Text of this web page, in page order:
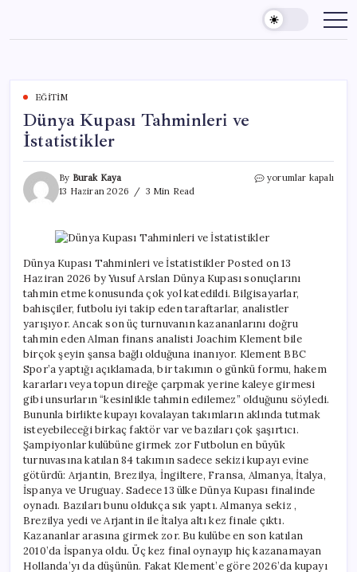
content
EĞITIM
Dünya Kupası Tahminleri ve
İstatistikler
By Burak Kaya
13 Haziran 2026
3 Min Read
Dünya
için
yorumlar kapalı
Dünya Kupası Tahminleri ve İstatistikler Posted on 13
Haziran 2026 by Yusuf Arslan Dünya Kupası sonuçlarını
tahmin etme konusunda çok yol katedildi. Bilgisayarlar,
bahisçiler, futbolu iyi takip eden taraftarlar, analistler
yarışıyor. Ancak son üç turnuvanın kazananlarını doğru
tahmin eden Alman finans analisti Joachim Klement bile
birçok şeyin şansa bağlı olduğuna inanıyor. Klement BBC
Spor’a yaptığı açıklamada, bir takımın o günkü formu, hakem
kararları veya topun direğe çarpmak yerine kaleye girmesi
gibi unsurların “kesinlikle tahmin edilemez” olduğunu söyledi.
Bununla birlikte kupayı kovalayan takımların aklında tutmak
isteyebileceği birkaç faktör var ve bazıları çok şaşırtıcı.
Şampiyonlar kulübüne girmek zor Futbolun en büyük
turnuvasına katılan 84 takımın sadece sekizi kupayı evine
götürdü: Arjantin, Brezilya, İngiltere, Fransa, Almanya, İtalya,
İspanya ve Uruguay. Sadece 13 ülke Dünya Kupası finalinde
oynadı. Bazıları bunu oldukça sık yaptı. Almanya sekiz ,
Brezilya yedi ve Arjantin ile İtalya altı kez finale çıktı.
Kazananlar arasına girmek zor. Bu kulübe en son katılan
2010’da İspanya oldu. Üç kez final oynayıp hiç kazanamayan
Hollanda’yı da düşünün. Fakat Klement’e göre 2026’da kupayı